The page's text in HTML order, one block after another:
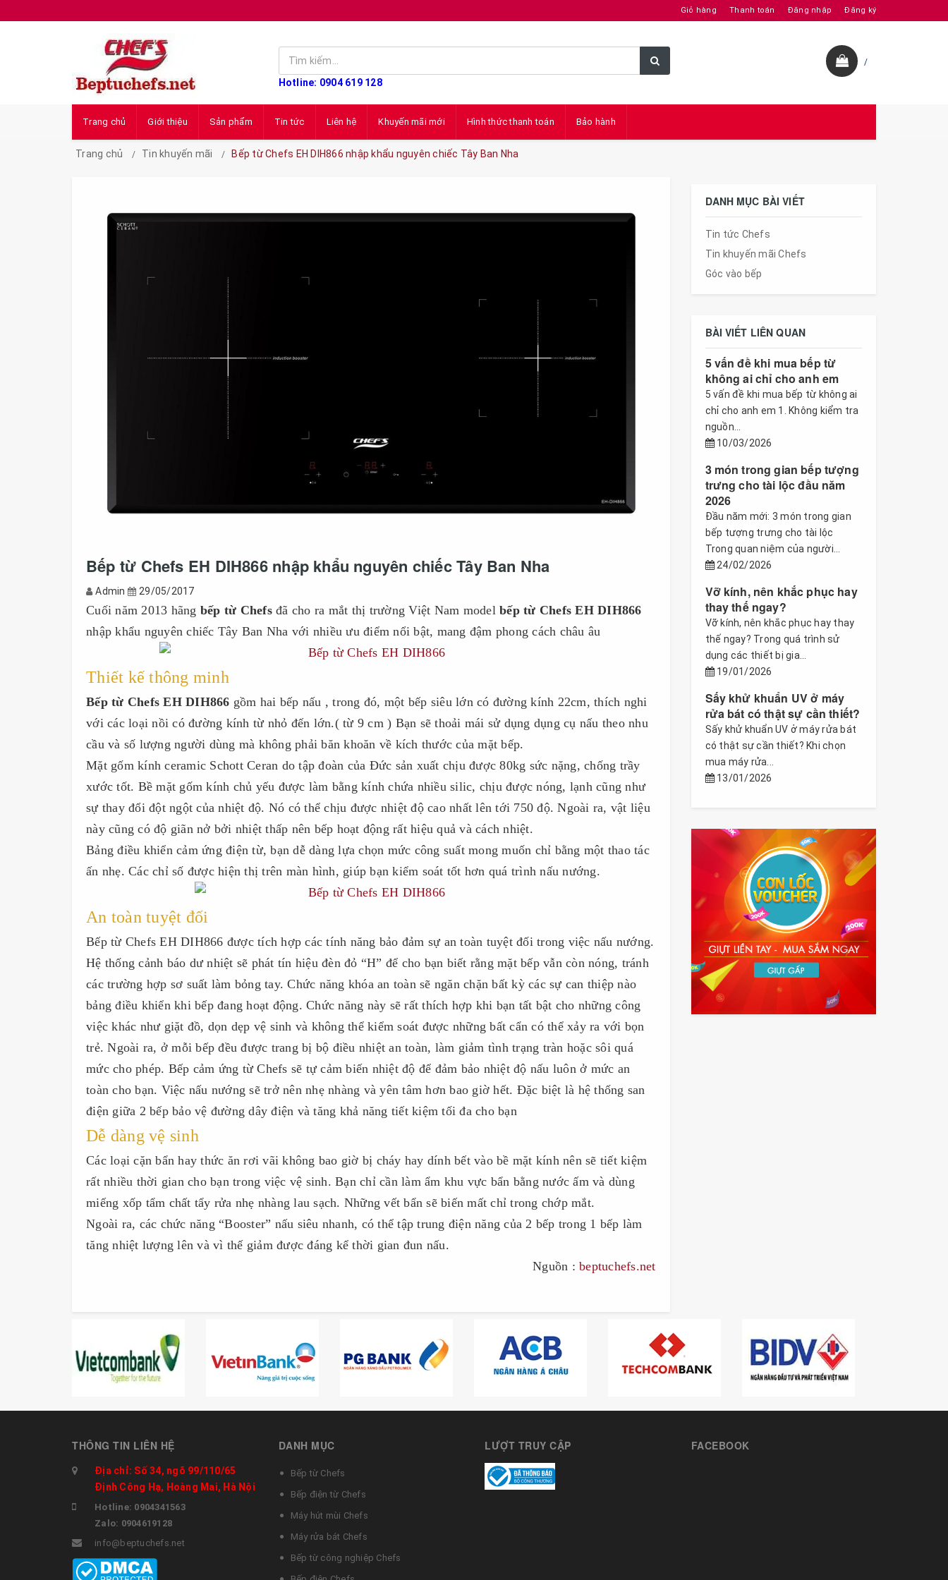
Giỏ hàng Thanh toán Đăng nhập Đăng ký
Hotline: 0904 619 128
/
Trang chủ Giới thiệu Sản phẩm Tin tức Liên hệ Khuyến mãi mới Hình thức thanh toán Bảo hành
Trang chủ Tin khuyến mãi Bếp từ Chefs EH DIH866 nhập khẩu nguyên chiếc Tây Ban Nha
Bếp từ Chefs EH DIH866 nhập khẩu nguyên chiếc Tây Ban Nha
Admin 29/05/2017
Cuối năm 2013 hãng bếp từ Chefsđã cho ra mắt thị trường Việt Nam model bếp từ Chefs EH DIH866
nhập khẩu nguyên chiếc Tây Ban Nha với nhiều ưu điểm nổi bật, mang đậm phong cách châu âu
Thiết kế thông minh
Bếp từ Chefs EH DIH866 gồm hai bếp nấu , trong đó, một bếp siêu lớn có đường kính 22cm, thích nghi
với các loại nồi có đường kính từ nhỏ đến lớn.( từ 9 cm ) Bạn sẽ thoải mái sử dụng dụng cụ nấu theo nhu
cầu và số lượng người dùng mà không phải băn khoăn về kích thước của mặt bếp.
Mặt gốm kính ceramic Schott Ceran do tập đoàn của Đức sản xuất chịu được 80kg sức nặng, chống trầy
xước tốt. Bề mặt gốm kính chủ yếu được làm bằng kính chứa nhiều silic, chịu được nóng, lạnh cũng như
sự thay đổi đột ngột của nhiệt độ. Nó có thể chịu được nhiệt độ cao nhất lên tới 750 độ. Ngoài ra, vật liệu
này cũng có độ giãn nở bởi nhiệt thấp nên bếp hoạt động rất hiệu quả và cách nhiệt.
Bảng điều khiển cảm ứng điện từ, bạn dễ dàng lựa chọn mức công suất mong muốn chỉ bằng một thao tác
ấn nhẹ. Các chỉ số được hiện thị trên màn hình, giúp bạn kiểm soát tốt hơn quá trình nấu nướng.
An toàn tuyệt đối
Bếp từ Chefs EH DIH866 được tích hợp các tính năng bảo đảm sự an toàn tuyệt đối trong việc nấu nướng.
Hệ thống cảnh báo dư nhiệt sẽ phát tín hiệu đèn đỏ “H” để cho bạn biết rằng mặt bếp vẫn còn nóng, tránh
các trường hợp sơ suất làm bỏng tay. Chức năng khóa an toàn sẽ ngăn chặn bất kỳ các sự can thiệp nào
bảng điều khiển khi bếp đang hoạt động. Chức năng này sẽ rất thích hợp khi bạn tất bật cho những công
việc khác như giặt đồ, dọn dẹp vệ sinh và không thể kiểm soát được những bất cẩn có thể xảy ra với bọn
trẻ. Ngoài ra, ở mỗi bếp đều được trang bị bộ điều nhiệt an toàn, làm giảm tình trạng tràn hoặc sôi quá
mức cho phép. Bếp cảm ứng từ Chefs sẽ tự cảm biến nhiệt độ để đảm bảo nhiệt độ nấu luôn ở mức an
toàn cho bạn. Việc nấu nướng sẽ trở nên nhẹ nhàng và yên tâm hơn bao giờ hết. Đặc biệt là hệ thống san
điện giữa 2 bếp bảo vệ đường dây điện và tăng khả năng tiết kiệm tối đa cho bạn
Dễ dàng vệ sinh
Các loại cặn bẩn hay thức ăn rơi vãi không bao giờ bị cháy hay dính bết vào bề mặt kính nên sẽ tiết kiệm
rất nhiều thời gian cho bạn trong việc vệ sinh. Bạn chỉ cần làm ẩm khu vực bẩn bằng nước ấm và dùng
miếng xốp tẩm chất tẩy rửa nhẹ nhàng lau sạch. Những vết bẩn sẽ biến mất chỉ trong chớp mắt.
Ngoài ra, các chức năng “Booster” nấu siêu nhanh, có thể tập trung điện năng của 2 bếp trong 1 bếp làm
tăng nhiệt lượng lên và vì thế giảm được đáng kể thời gian đun nấu.
Nguồn : beptuchefs.net
DANH MỤC BÀI VIẾT
Tin tức Chefs
Tin khuyến mãi Chefs
Góc vào bếp
BÀI VIẾT LIÊN QUAN
5 vấn đề khi mua bếp từ
không ai chỉ cho anh em
5 vấn đề khi mua bếp từ không ai
chỉ cho anh em 1. Không kiểm tra
nguồn...
10/03/2026
3 món trong gian bếp tượng
trưng cho tài lộc đầu năm
2026
Đầu năm mới: 3 món trong gian
bếp tượng trưng cho tài lộc
Trong quan niệm của người...
24/02/2026
Vỡ kính, nên khắc phục hay
thay thế ngay?
Vỡ kính, nên khắc phục hay thay
thế ngay? Trong quá trình sử
dụng các thiết bị gia...
19/01/2026
Sấy khử khuẩn UV ở máy
rửa bát có thật sự cần thiết?
Sấy khử khuẩn UV ở máy rửa bát
có thật sự cần thiết? Khi chọn
mua máy rửa...
13/01/2026
THÔNG TIN LIÊN HỆ
Địa chỉ: Số 34, ngõ 99/110/65
Định Công Hạ, Hoàng Mai, Hà Nội
Hotline: 0904341563
Zalo: 0904619128
info@beptuchefs.net
DANH MỤC
Bếp từ Chefs
Bếp điện từ Chefs
Máy hút mùi Chefs
Máy rửa bát Chefs
Bếp từ công nghiệp Chefs
LƯỢT TRUY CẬP FACEBOOK